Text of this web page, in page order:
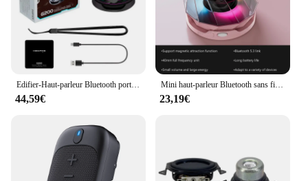
Edifier-Haut-parleur Bluetooth portable, éclairage magnétique RVB, mini boîte de son BT5.3, support de téléphone, lecture de 7 heures, HECRapidly G200
44,59€
Mini haut-parleur Bluetooth sans fil P15, portable, aspiration magnétique, téléphone portable, haut-parleur GNE avec lumières RVB, offre spéciale, nouveau
23,19€